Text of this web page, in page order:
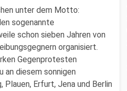
unter dem Motto:
sogenannte
schon sieben Jahren von
organisiert.
Gegenprotesten
an diesem sonnigen
Erfurt, Jena und Berlin